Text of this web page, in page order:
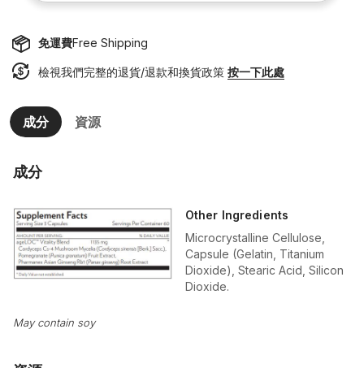
免運費Free Shipping
檢視我們完整的退貨/退款和換貨政策 按一下此處
成分 資源
成分
Other Ingredients
Microcrystalline Cellulose,
Capsule (Gelatin, Titanium
Dioxide), Stearic Acid, Silicon
Dioxide.
May contain soy